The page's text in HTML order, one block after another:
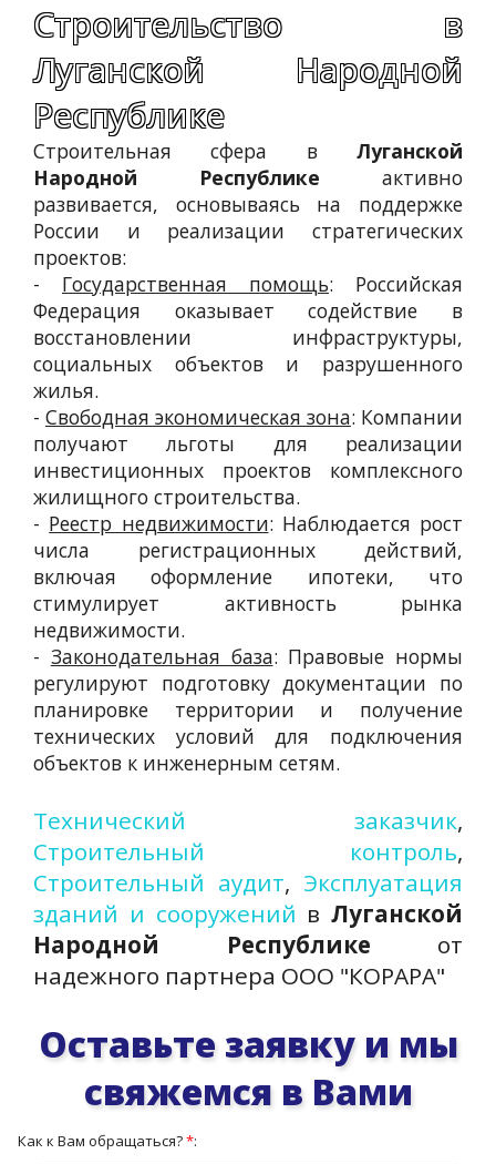
Строительство в
Луганской Народной
Республике
Строительная сфера в Луганской
Народной Республике активно
развивается, основываясь на поддержке
России и реализации стратегических
проектов:
- Государственная помощь: Российская
Федерация оказывает содействие в
восстановлении инфраструктуры,
социальных объектов и разрушенного
жилья.
- Свободная экономическая зона: Компании
получают льготы для реализации
инвестиционных проектов комплексного
жилищного строительства.
- Реестр недвижимости: Наблюдается рост
числа регистрационных действий,
включая оформление ипотеки, что
стимулирует активность рынка
недвижимости.
- Законодательная база: Правовые нормы
регулируют подготовку документации по
планировке территории и получение
технических условий для подключения
объектов к инженерным сетям.
Технический заказчик,
Строительный контроль,
Строительный аудит, Эксплуатация
зданий и сооружений в Луганской
Народной Республике от
надежного партнера ООО "КОРАРА"
Оставьте заявку и мы
свяжемся в Вами
Как к Вам обращаться?*: